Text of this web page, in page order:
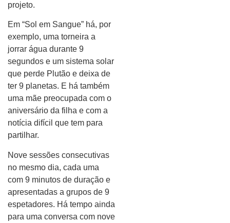
projeto.
Em “Sol em Sangue” há, por
exemplo, uma torneira a
jorrar água durante 9
segundos e um sistema solar
que perde Plutão e deixa de
ter 9 planetas. E há também
uma mãe preocupada com o
aniversário da filha e com a
notícia difícil que tem para
partilhar.
Nove sessões consecutivas
no mesmo dia, cada uma
com 9 minutos de duração e
apresentadas a grupos de 9
espetadores. Há tempo ainda
para uma conversa com nove